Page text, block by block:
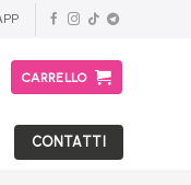
CARRELLO
CONTATTI